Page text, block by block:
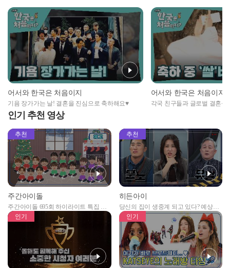
어서와 한국은 처음이지
기욤 장가가는 날! 결혼을 진심으로 축하해요♥
어서와 한국은 처음이지
각국 친구들과 글로벌 결혼
인기 추천 영상
추천
주간아이돌
주간아이돌 695회 하이라이트 특집 남
자아이돌편 예고
추천
히든아이
당신의 집이 생중계 되고 있다? 예상치
못한 곳에서 일어나는 불법촬영 범죄!
인기 인기